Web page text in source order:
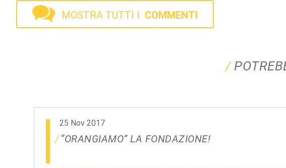
MOSTRA TUTTI I COMMENTI
25 Nov 2017
“ORANGIAMO” LA FONDAZIONE!